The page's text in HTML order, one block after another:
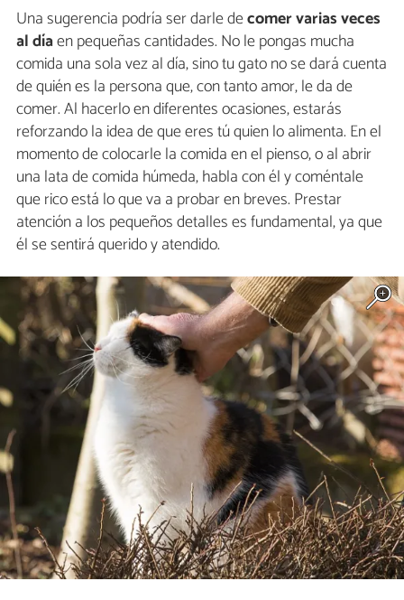
Una sugerencia podría ser darle decomer varias veces
al díaen pequeñas cantidades. No le pongas mucha
comida una sola vez al día, sino tu gato no se dará cuenta
de quién es la persona que, con tanto amor, le da de
comer. Al hacerlo en diferentes ocasiones, estarás
reforzando la idea de que eres tú quien lo alimenta. En el
momento de colocarle la comida en el pienso, o al abrir
una lata de comida húmeda, habla con él y coméntale
que rico está lo que va a probar en breves. Prestar
atención a los pequeños detalles es fundamental, ya que
él se sentirá querido y atendido.